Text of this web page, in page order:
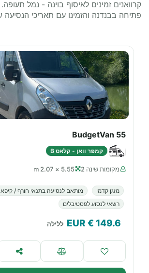
קרוואנים זמינים לאיסוף בוינה - נמל
פתיחה בבנדנה והזמינו עם תאריכי הנסיעה
BudgetVan 55
קמפר וואן - קלאס B
מקומות שינה 2 5.55 × 2.07 m
מזגן קדמי
מותאם לנסיעה בתנאי חורף /
רשאי לנסוע לפסטיבלים
149.6
€ EUR ללילה